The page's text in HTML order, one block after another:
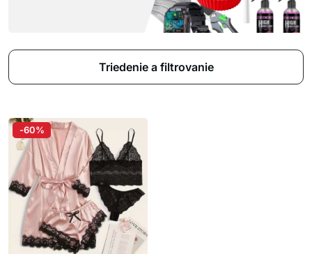
Triedenie a filtrovanie
-60%